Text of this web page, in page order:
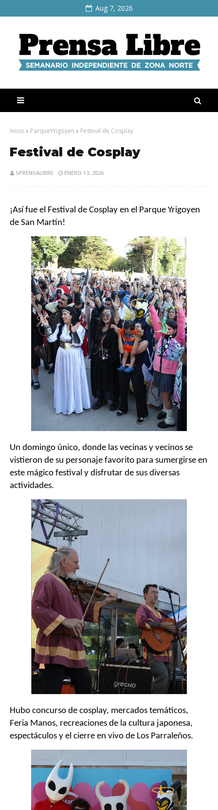
Aug 7, 2026
Inicio ParqueYrigoyen Festival de Cosplay
Festival de Cosplay
SPRENSALIBRE ENERO 13, 2026
¡Así fue el Festival de Cosplay en el Parque Yrigoyen
de San Martín!
Un domingo único, donde las vecinas y vecinos se
vistieron de su personaje favorito para sumergirse en
este mágico festival y disfrutar de sus diversas
actividades.
Hubo concurso de cosplay, mercados temáticos,
Feria Manos, recreaciones de la cultura japonesa,
espectáculos y el cierre en vivo de Los Parraleños.